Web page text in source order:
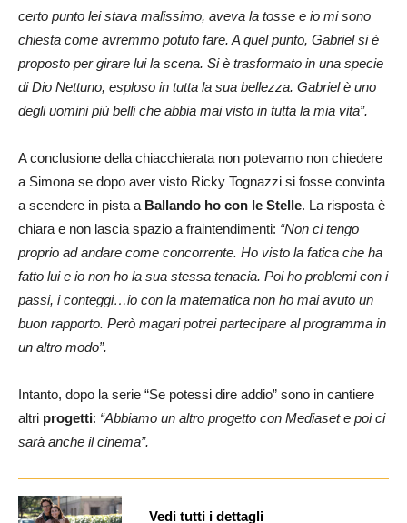
certo punto lei stava malissimo, aveva la tosse e io mi sono
chiesta come avremmo potuto fare. A quel punto, Gabriel si è
proposto per girare lui la scena. Si è trasformato in una specie
di Dio Nettuno, esploso in tutta la sua bellezza. Gabriel è uno
degli uomini più belli che abbia mai visto in tutta la mia vita”.
A conclusione della chiacchierata non potevamo non chiedere
a Simona se dopo aver visto Ricky Tognazzi si fosse convinta
a scendere in pista a Ballando ho con le Stelle. La risposta è
chiara e non lascia spazio a fraintendimenti: “Non ci tengo
proprio ad andare come concorrente. Ho visto la fatica che ha
fatto lui e io non ho la sua stessa tenacia. Poi ho problemi con i
passi, i conteggi…io con la matematica non ho mai avuto un
buon rapporto. Però magari potrei partecipare al programma in
un altro modo”.
Intanto, dopo la serie “Se potessi dire addio” sono in cantiere
altri progetti: “Abbiamo un altro progetto con Mediaset e poi ci
sarà anche il cinema”.
Vedi tutti i dettagli